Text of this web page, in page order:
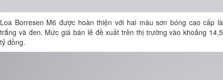
Loa Borresen M6 được hoàn thiện với hai màu sơn bóng cao cấp là
trắng và đen. Mức giá bán lẻ đề xuất trên thị trường vào khoảng 14,5
tỷ đồng.